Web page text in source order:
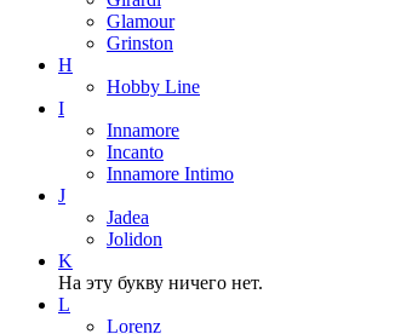
Glamour
Grinston
H
Hobby Line
I
Innamore
Incanto
Innamore Intimo
J
Jadea
Jolidon
K
На эту букву ничего нет.
L
Lorenz